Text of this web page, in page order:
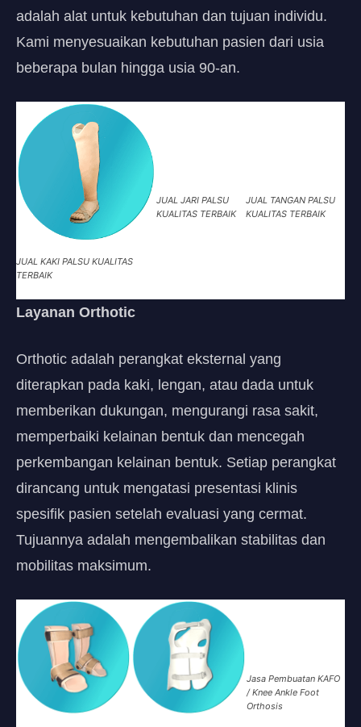
adalah alat untuk kebutuhan dan tujuan individu.
Kami menyesuaikan kebutuhan pasien dari usia
beberapa bulan hingga usia 90-an.
JUAL KAKI PALSU KUALITAS
TERBAIK
JUAL JARI PALSU
KUALITAS TERBAIK
JUAL TANGAN PALSU
KUALITAS TERBAIK
Layanan Orthotic
Orthotic adalah perangkat eksternal yang
diterapkan pada kaki, lengan, atau dada untuk
memberikan dukungan, mengurangi rasa sakit,
memperbaiki kelainan bentuk dan mencegah
perkembangan kelainan bentuk. Setiap perangkat
dirancang untuk mengatasi presentasi klinis
spesifik pasien setelah evaluasi yang cermat.
Tujuannya adalah mengembalikan stabilitas dan
mobilitas maksimum.
Jasa Pembuatan KAFO
/ Knee Ankle Foot
Orthosis